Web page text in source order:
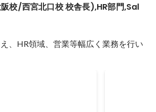
校/西宮北口校 校舎長),HR部門,Sal
、HR領域、営業等幅広く業務を行い